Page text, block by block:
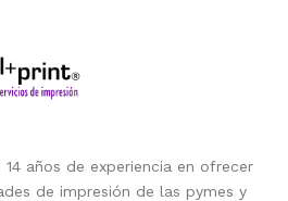
años de experiencia en ofrecer
de impresión de las pymes y